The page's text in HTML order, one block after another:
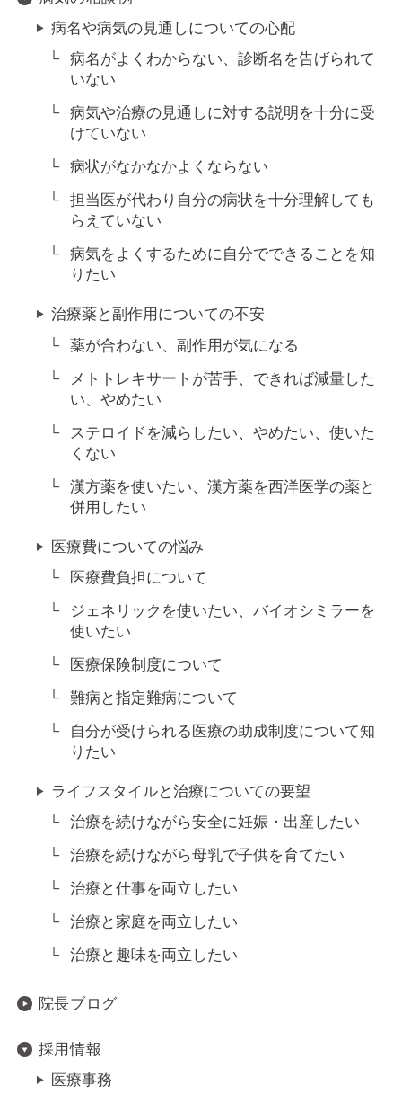
病名や病気の見通しについての心配
病名がよくわからない、診断名を告げられて
いない
病気や治療の見通しに対する説明を十分に受
けていない
病状がなかなかよくならない
担当医が代わり自分の病状を十分理解しても
らえていない
病気をよくするために自分でできることを知
りたい
治療薬と副作用についての不安
薬が合わない、副作用が気になる
メトトレキサートが苦手、できれば減量した
い、やめたい
ステロイドを減らしたい、やめたい、使いた
くない
漢方薬を使いたい、漢方薬を西洋医学の薬と
併用したい
医療費についての悩み
医療費負担について
ジェネリックを使いたい、バイオシミラーを
使いたい
医療保険制度について
難病と指定難病について
自分が受けられる医療の助成制度について知
りたい
ライフスタイルと治療についての要望
治療を続けながら安全に妊娠・出産したい
治療を続けながら母乳で子供を育てたい
治療と仕事を両立したい
治療と家庭を両立したい
治療と趣味を両立したい
院長ブログ
採用情報
医療事務